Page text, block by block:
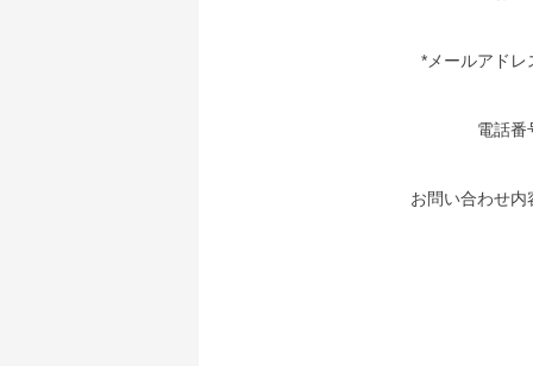
*メールアドレ
電話番
お問い合わせ内